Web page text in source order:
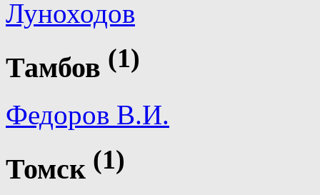
Луноходов
Тамбов (1)
Федоров В.И.
Томск (1)